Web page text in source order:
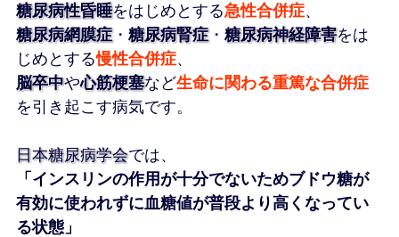
糖尿病性昏睡をはじめとする急性合併症、
糖尿病網膜症・ 糖尿病腎症・ 糖尿病神経障害をは
じめとする慢性合併症、
脳卒中や心筋梗塞など生命に関わる重篤な合併症
を引き起こす病気です。
日本糖尿病学会では、
「インスリンの作用が十分でないためブドウ糖が
有効に使われずに血糖値が普段より高くなってい
る状態」